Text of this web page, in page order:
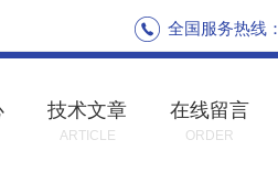
全国服务热线：
技术文章
ARTICLE
在线留言
ORDER